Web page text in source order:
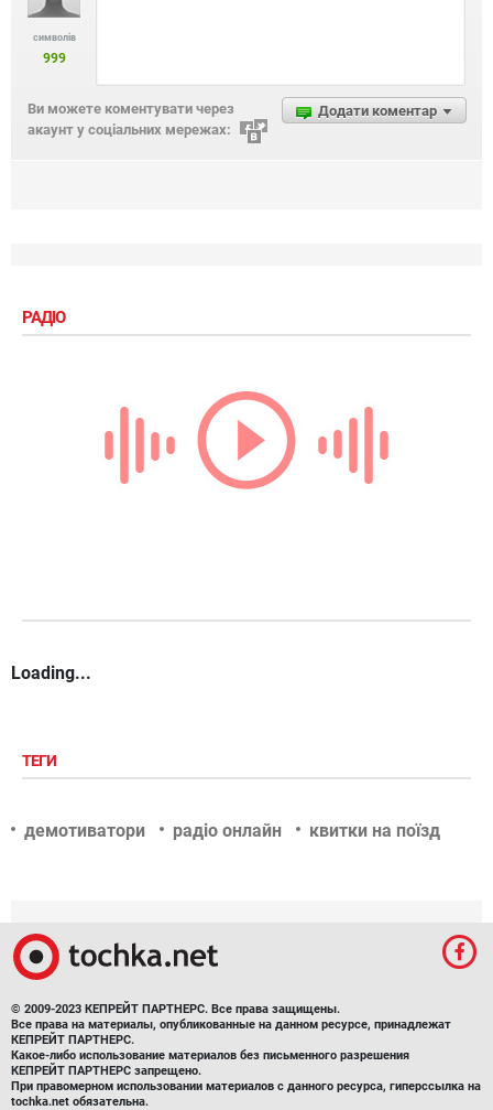
символів
999
Додати коментар
Ви можете коментувати через
акаунт у соціальних мережах:
РАДІО
Loading...
ТЕГИ
демотиватори радіо онлайн квитки на поїзд
© 2009-2023 КЕПРЕЙТ ПАРТНЕРС. Все права защищены.
Все права на материалы, опубликованные на данном ресурсе, принадлежат
КЕПРЕЙТ ПАРТНЕРС.
Какое-либо использование материалов без письменного разрешения
КЕПРЕЙТ ПАРТНЕРС запрещено.
При правомерном использовании материалов с данного ресурса, гиперссылка на
tochka.net обязательна.